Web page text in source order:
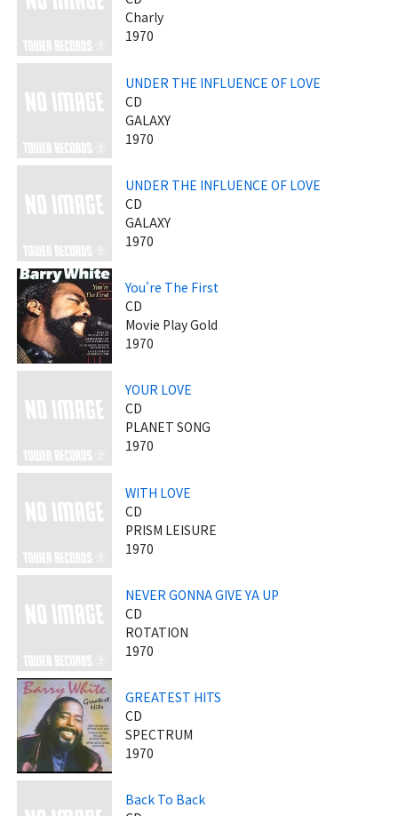
Charly
1970
UNDER THE INFLUENCE OF LOVE
CD
GALAXY
1970
UNDER THE INFLUENCE OF LOVE
CD
GALAXY
1970
You're The First
CD
Movie Play Gold
1970
YOUR LOVE
CD
PLANET SONG
1970
WITH LOVE
CD
PRISM LEISURE
1970
NEVER GONNA GIVE YA UP
CD
ROTATION
1970
GREATEST HITS
CD
SPECTRUM
1970
Back To Back